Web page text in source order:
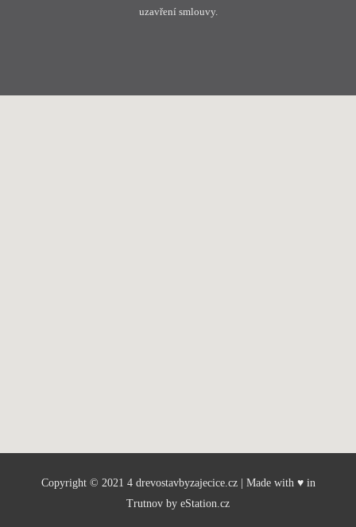
uzavření smlouvy.
Copyright © 2021 4 drevostavbyzajecice.cz | Made with ♥in
Trutnov by eStation.cz